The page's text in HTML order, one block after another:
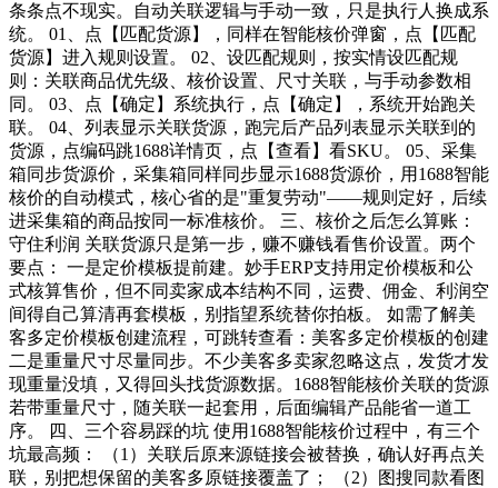
条条点不现实。自动关联逻辑与手动一致，只是执行人换成系
统。 01、点【匹配货源】，同样在智能核价弹窗，点【匹配
货源】进入规则设置。 02、设匹配规则，按实情设匹配规
则：关联商品优先级、核价设置、尺寸关联，与手动参数相
同。 03、点【确定】系统执行，点【确定】，系统开始跑关
联。 04、列表显示关联货源，跑完后产品列表显示关联到的
货源，点编码跳1688详情页，点【查看】看SKU。 05、采集
箱同步货源价，采集箱同样同步显示1688货源价，用1688智能
核价的自动模式，核心省的是"重复劳动"——规则定好，后续
进采集箱的商品按同一标准核价。 三、核价之后怎么算账：
守住利润 关联货源只是第一步，赚不赚钱看售价设置。两个
要点： 一是定价模板提前建。妙手ERP支持用定价模板和公
式核算售价，但不同卖家成本结构不同，运费、佣金、利润空
间得自己算清再套模板，别指望系统替你拍板。 如需了解美
客多定价模板创建流程，可跳转查看：美客多定价模板的创建
二是重量尺寸尽量同步。不少美客多卖家忽略这点，发货才发
现重量没填，又得回头找货源数据。1688智能核价关联的货源
若带重量尺寸，随关联一起套用，后面编辑产品能省一道工
序。 四、三个容易踩的坑 使用1688智能核价过程中，有三个
坑最高频： （1）关联后原来源链接会被替换，确认好再点关
联，别把想保留的美客多原链接覆盖了； （2）图搜同款看图